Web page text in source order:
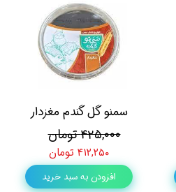
سمنو گل گندم مغزدار
۴۲۵,۰۰۰ تومان
۴۱۲,۲۵۰ تومان
افزودن به سبد خرید